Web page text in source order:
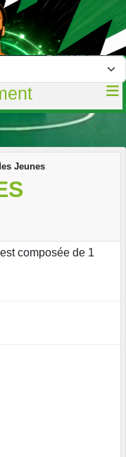
Jeunes
est composée de 1